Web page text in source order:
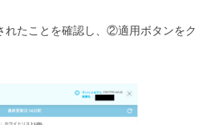
たことを確認し、②適用ボタンをク